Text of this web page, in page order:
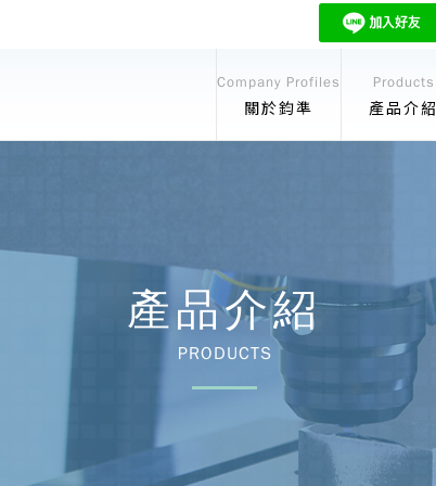
Company Profiles
關於鈞準
Products
產品介紹
產品介紹
PRODUCTS